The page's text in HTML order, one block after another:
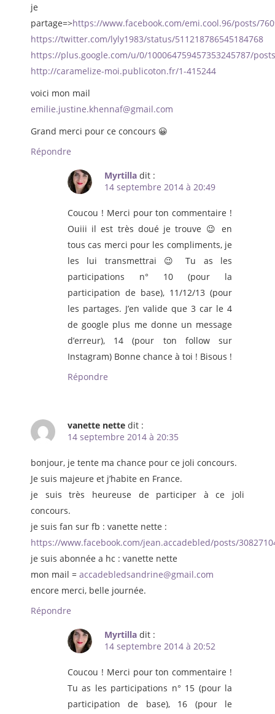
je
partage=>https://www.facebook.com/emi.cool.96/posts/
https://twitter.com/lyly1983/status/511218786545184768
https://plus.google.com/u/0/100064759457353245787/
http://caramelize-moi.publicoton.fr/1-415244
voici mon mail
emilie.justine.khennaf@gmail.com
Grand merci pour ce concours 😀
Répondre
Myrtilla dit :
14 septembre 2014 à 20:49
Coucou ! Merci pour ton commentaire !
Ouiii il est très doué je trouve 😉 en
tous cas merci pour les compliments, je
les lui transmettrai 😉 Tu as les
participations n° 10 (pour la
participation de base), 11/12/13 (pour
les partages. J’en valide que 3 car le 4
de google plus me donne un message
d’erreur), 14 (pour ton follow sur
Instagram) Bonne chance à toi ! Bisous !
Répondre
vanette nette dit :
14 septembre 2014 à 20:35
bonjour, je tente ma chance pour ce joli concours.
Je suis majeure et j’habite en France.
je suis très heureuse de participer à ce joli
concours.
je suis fan sur fb : vanette nette :
https://www.facebook.com/jean.accadebled/posts/
je suis abonnée a hc : vanette nette
mon mail = accadebledsandrine@gmail.com
encore merci, belle journée.
Répondre
Myrtilla dit :
14 septembre 2014 à 20:52
Coucou ! Merci pour ton commentaire !
Tu as les participations n° 15 (pour la
participation de base), 16 (pour le